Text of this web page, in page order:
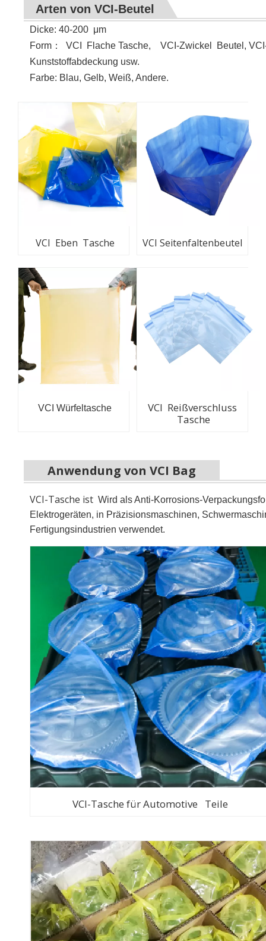
Arten von VCI-Beutel
Dicke: 40-200 μm
Form ： VCI
Flache Tasche, VCI-Zwickel Beutel,
Kunststoffabdeckung usw.
Farbe: Blau, Gelb, Weiß, Andere.
VCI Eben Tasche VCI Seitenfaltenbeutel
VCI Würfeltasche
VCI Reißverschluss
Tasche
Anwendung von VCI Bag
VCI-Tasche ist Wird als Anti-Korrosions-
Elektrogeräten, in Präzisionsmaschinen,
Fertigungsindustrien verwendet.
VCI-Tasche für Automotive Teile